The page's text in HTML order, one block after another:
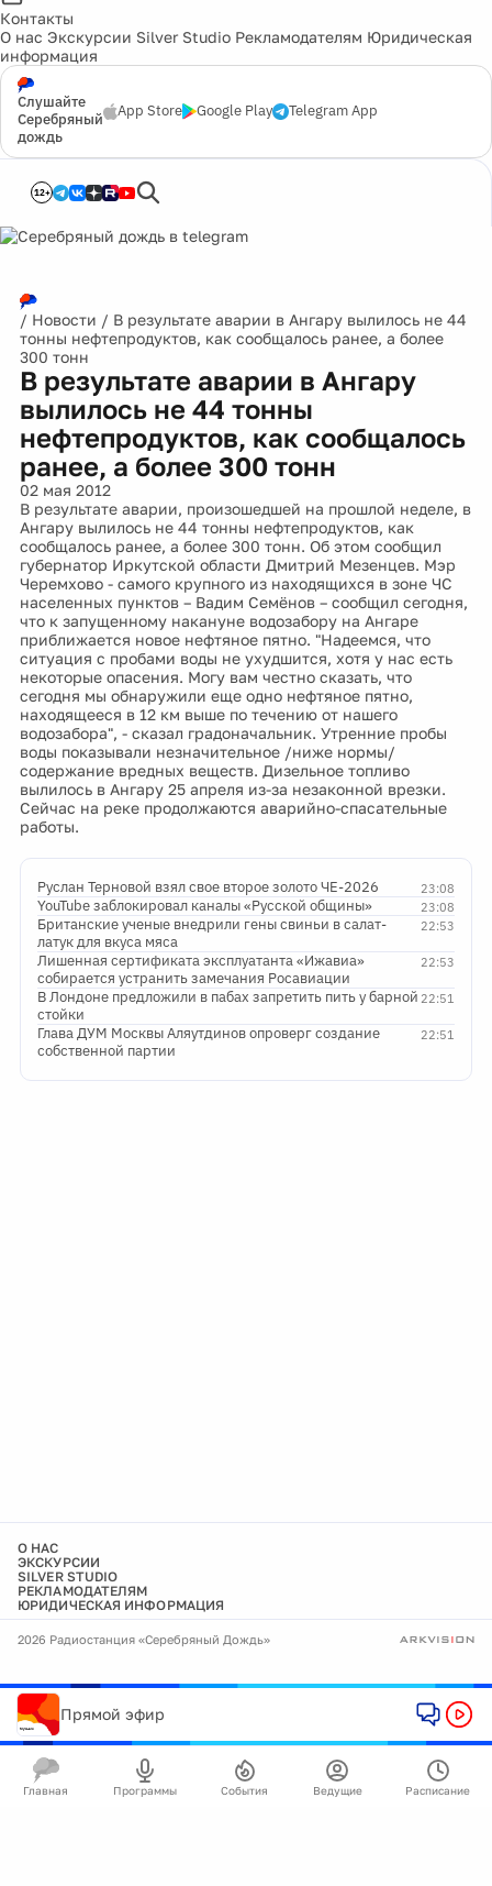
Контакты
О нас Экскурсии Silver Studio Рекламодателям Юридическая
информация
Слушайте
Серебряный
дождь
App Store Google Play Telegram App
12+
/ Новости / В результате аварии в Ангару вылилось не 44
тонны нефтепродуктов, как сообщалось ранее, а более
300 тонн
В результате аварии в Ангару
вылилось не 44 тонны
нефтепродуктов, как сообщалось
ранее, а более 300 тонн
02 мая 2012
В результате аварии, произошедшей на прошлой неделе, в
Ангару вылилось не 44 тонны нефтепродуктов, как
сообщалось ранее, а более 300 тонн. Об этом сообщил
губернатор Иркутской области Дмитрий Мезенцев. Мэр
Черемхово - самого крупного из находящихся в зоне ЧС
населенных пунктов – Вадим Семёнов – сообщил сегодня,
что к запущенному накануне водозабору на Ангаре
приближается новое нефтяное пятно. "Надеемся, что
ситуация с пробами воды не ухудшится, хотя у нас есть
некоторые опасения. Могу вам честно сказать, что
сегодня мы обнаружили еще одно нефтяное пятно,
находящееся в 12 км выше по течению от нашего
водозабора", - сказал градоначальник. Утренние пробы
воды показывали незначительное /ниже нормы/
содержание вредных веществ. Дизельное топливо
вылилось в Ангару 25 апреля из-за незаконной врезки.
Сейчас на реке продолжаются аварийно-спасательные
работы.
23:08
Руслан Терновой взял свое второе золото ЧЕ-2026
23:08
YouTube заблокировал каналы «Русской общины»
22:53
Британские ученые внедрили гены свиньи в салат-
латук для вкуса мяса
22:53
Лишенная сертификата эксплуатанта «Ижавиа»
собирается устранить замечания Росавиации
22:51
В Лондоне предложили в пабах запретить пить у барной
стойки
22:51
Глава ДУМ Москвы Аляутдинов опроверг создание
собственной партии
О НАС
ЭКСКУРСИИ
SILVER STUDIO
РЕКЛАМОДАТЕЛЯМ
ЮРИДИЧЕСКАЯ ИНФОРМАЦИЯ
2026 Радиостанция «Серебряный Дождь»
Прямой эфир
Главная Программы События Ведущие Расписание